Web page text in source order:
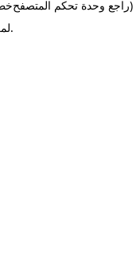
(راجع وحدة تحكم المتصفح
.